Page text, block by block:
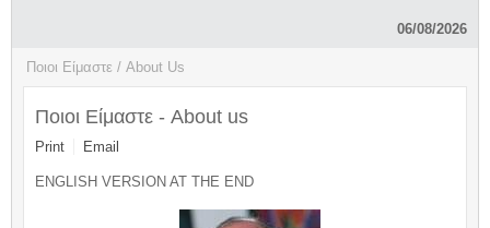
06/08/2026
Ποιοι Είμαστε / About Us
Ποιοι Είμαστε - About us
Print Email
ENGLISH VERSION AT THE END